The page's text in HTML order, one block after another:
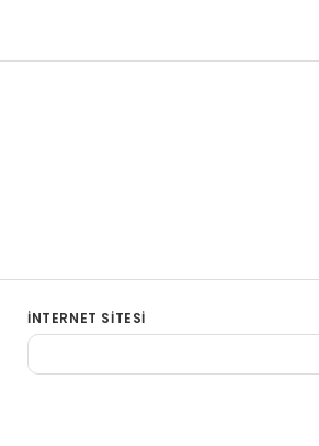
İNTERNET SITESI